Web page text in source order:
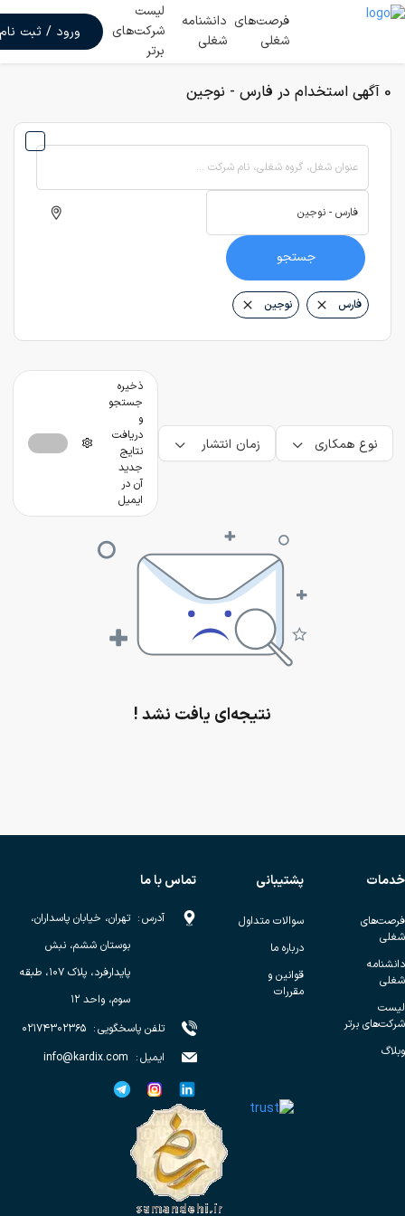
فرصت‌های
شغلی
دانشنامه
شغلی
لیست
شرکت‌های
برتر
ورود / ثبت نام
0 آگهی استخدام در فارس - نوجین
عنوان شغل، گروه شغلی، نام شرکت ...
جستجو
فارس نوجین
نوع همکاری زمان انتشار
ذخیره
جستجو
و
دریافت
نتایج
جدید
آن در
ایمیل
نتیجه‌ای یافت نشد !
خدمات
فرصت‌های
شغلی
دانشنامه
شغلی
لیست
شرکت‌های برتر
وبلاگ
پشتیبانی
سوالات متداول
درباره ما
قوانین و
مقررات
تماس با ما
آدرس: تهران، خیابان پاسداران،
بوستان ششم، نبش
پایدارفرد، پلاک ۱۰۷، طبقه
سوم، واحد ۱۲
تلفن پاسخگویی: ۰۲۱۷۴۳۰۲۳۶۵
ایمیل:
info@kardix.com